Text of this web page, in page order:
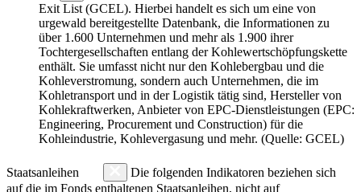
Exit List (GCEL). Hierbei handelt es sich um eine von
urgewald bereitgestellte Datenbank, die Informationen zu
über 1.600 Unternehmen und mehr als 1.900 ihrer
Tochtergesellschaften entlang der Kohlewertschöpfungskette
enthält. Sie umfasst nicht nur den Kohlebergbau und die
Kohleverstromung, sondern auch Unternehmen, die im
Kohletransport und in der Logistik tätig sind, Hersteller von
Kohlekraftwerken, Anbieter von EPC-Dienstleistungen (EPC:
Engineering, Procurement und Construction) für die
Kohleindustrie, Kohlevergasung und mehr. (Quelle: GCEL)
Staatsanleihen
Die folgenden Indikatoren beziehen sich
auf die im Fonds enthaltenen Staatsanleihen, nicht auf